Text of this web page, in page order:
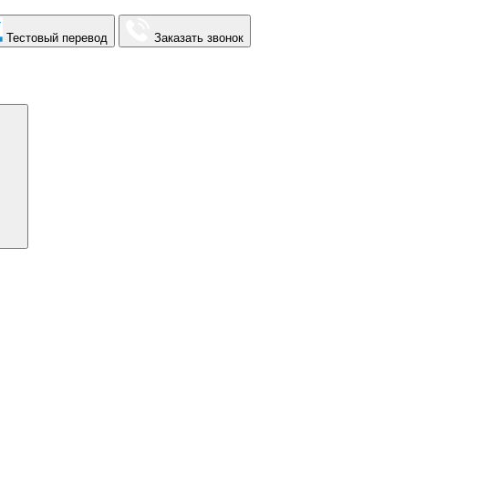
Тестовый перевод Заказать звонок